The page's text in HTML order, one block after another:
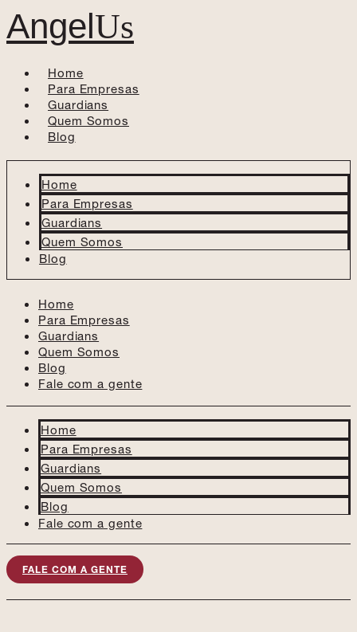
AngelUs
Home
Para Empresas
Guardians
Quem Somos
Blog
Home
Para Empresas
Guardians
Quem Somos
Blog
Home
Para Empresas
Guardians
Quem Somos
Blog
Fale com a gente
Home
Para Empresas
Guardians
Quem Somos
Blog
Fale com a gente
FALE COM A GENTE